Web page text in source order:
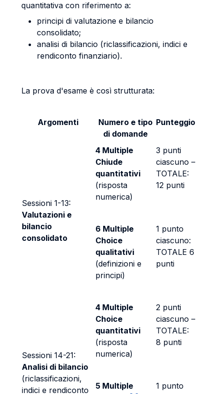
quantitativa con riferimento a:
principi di valutazione e bilancio
consolidato;
analisi di bilancio (riclassificazioni, indici e
rendiconto finanziario).
La prova d'esame è così strutturata:
Argomenti
Numero e tipo
di domande
Punteggio
Sessioni 1-13:
Valutazioni e
bilancio
consolidato
4 Multiple
Chiude
quantitativi
(risposta
numerica)
3 punti
ciascuno –
TOTALE:
12 punti
6 Multiple
Choice
qualitativi
(definizioni e
principi)
1 punto
ciascuno:
TOTALE 6
punti
Sessioni 14-21:
Analisi di bilancio
(riclassificazioni,
indici e rendiconto
4 Multiple
Choice
quantitativi
(risposta
numerica)
2 punti
ciascuno –
TOTALE:
8 punti
5 Multiple
1 punto